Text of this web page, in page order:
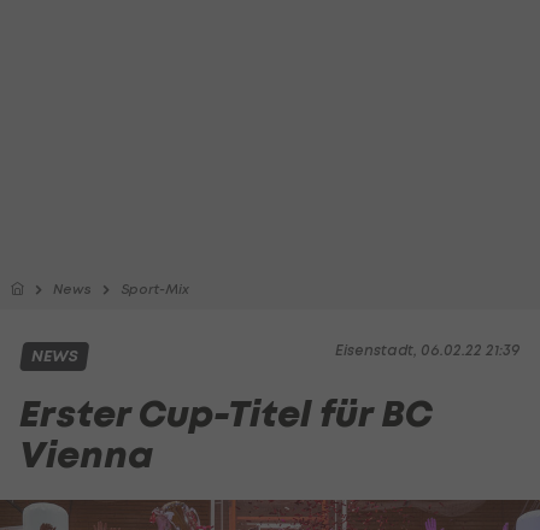
News Sport-Mix
Eisenstadt, 06.02.22 21:39
NEWS
Erster Cup-Titel für BC
Vienna